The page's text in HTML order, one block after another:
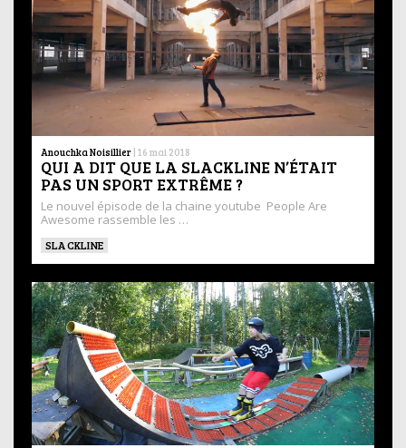
Anouchka Noisillier | 16 mai 2018
QUI A DIT QUE LA SLACKLINE N’ÉTAIT
PAS UN SPORT EXTRÊME ?
Le nouvel épisode de la chaine youtube People Are
Awesome rassemble les …
SLACKLINE